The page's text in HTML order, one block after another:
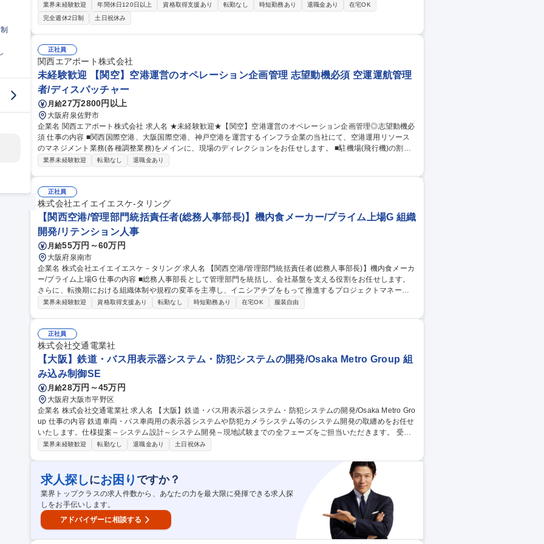
計システムの日々の運用および活用に関する業務全般 募集職種 【大阪/経理】NANKAI・南海電鉄単体の経理・シ
ステム担当/年休122日/働き方◎
業界未経験歓迎 年間休日120日以上 資格取得支援あり 転勤なし 時短勤務あり 退職金あり
在宅OK
完全週休2日制
土日祝休み
正社員
関西エアポート株式会社
未経験歓迎 【関空】空港運営のオペレーション企画管理 志望動機必須 空運運航管理
者/ディスパッチャー
月給27万2800円以上
大阪府泉佐野市
企業名 関西エアポート株式会社 求人名 ★未経験歓迎★【関空】空港運営のオペレーション企画管理◎志望動機必
須 仕事の内容 ■関西国際空港、大阪国際空港、神戸空港を運営するインフラ企業の当社にて、空港運用リソース
のマネジメント業務(各種調整業務)をメインに、現場のディレクションをお任せします。 ■駐機場(飛行機)の割当
て・調整 ■到着手荷物受取場の割当て・調整 ■チェックインカウンターの割当て・調整 ■運航に関わる情報のリア
チャレンジすることも可能です。 募集職種 ★未経験歓迎★【関空】空港運営のオペレーション企画管理◎志望動
機必須
業界未経験歓迎 転勤なし 退職金あり
正社員
株式会社エイエイエスケ-タリング
【関西空港/管理部門統括責任者(総務人事部長)】機内食メーカー/プライム上場G 組織
開発/リテンション人事
月給55万円～60万円
大阪府泉南市
企業名 株式会社エイエイエスケ－タリング 求人名 【関西空港/管理部門統括責任者(総務人事部長)】機内食メーカ
ー/プライム上場G 仕事の内容 ■総務人事部長として管理部門を統括し、会社基盤を支える役割をお任せします。
さらに、転換期における組織体制や規程の変革を主導し、イニシアチブをもって推進するプロジェクトマネージ
ャーも兼務いただきます。 ■組織運営/体制/人員配置計画における中長期事業計画の策定～KPI管理■グループ方針
対する対応、体制構築■株主総会/取締役会/社内重要会議体の運営事務局■法務関連/労働組合対応/紛争案件対応 募
集職種 【関西空港/管理部門統括責任者(総務人事部長)】機内食メーカー/プライム上場G
業界未経験歓迎 資格取得支援あり 転勤なし 時短勤務あり 在宅OK 服装自由
正社員
株式会社交通電業社
【大阪】鉄道・バス用表示器システム・防犯システムの開発/Osaka Metro Group 組
み込み制御SE
月給28万円～45万円
大阪府大阪市平野区
企業名 株式会社交通電業社 求人名 【大阪】鉄道・バス用表示器システム・防犯システムの開発/Osaka Metro Gro
up 仕事の内容 鉄道車両・バス車両用の表示器システムや防犯カメラシステム等のシステム開発の取纏めをお任せ
いたします。仕様提案～システム設計～システム開発～現地試験までの全フェーズをご担当いただきます。 受注
ベースの開発のみでなく、AI、IOT関連の先行技術開発にも従事することが可能です。 ・営業社員と共に顧客ヒア
します ・現地で実際の車両に製品を実装し、最終試験を行います 【対象製品】 行先・案内表示システム、デジタ
ルサイネージ、防犯カメラシステム、列車モニタシステムなど 募集職種 【大阪】鉄道・バス用表示器システム・
防犯システムの開発/Osaka Metro Group
業界未経験歓迎 転勤なし 退職金あり 土日祝休み
求人探しにお困り ですか？
業界トップクラスの求人件数から、あなたの力を最大限に発揮できる求人探
しをお手伝いします。
アドバイザーに相談する